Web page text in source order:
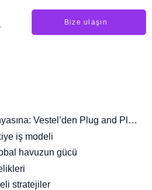
Bize ulaşın
Kurumsaldan VC dünyasına: Vestel’den Plug and Play’e
iş modeli
havuzun gücü
stratejiler